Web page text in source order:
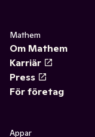
Mathem
Om Mathem
Karriär
Press
För företag
Appar